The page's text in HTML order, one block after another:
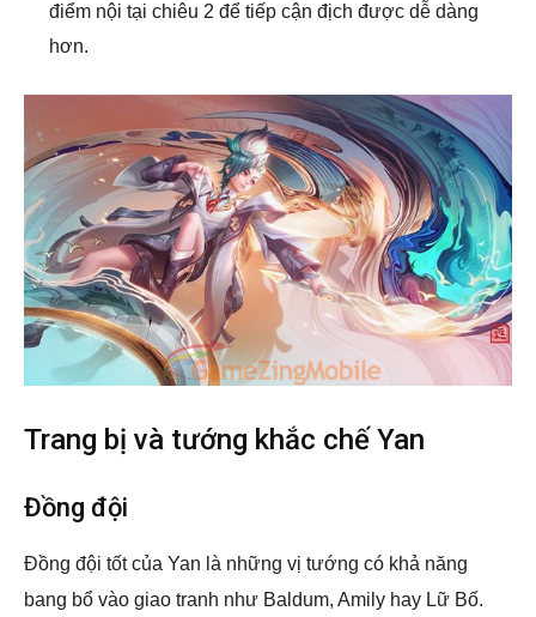
điểm nội tại chiêu 2 để tiếp cận địch được dễ dàng
hơn.
Trang bị và tướng khắc chế Yan
Đồng đội
Đồng đội tốt của Yan là những vị tướng có khả năng
bang bổ vào giao tranh như Baldum, Amily hay Lữ Bố.